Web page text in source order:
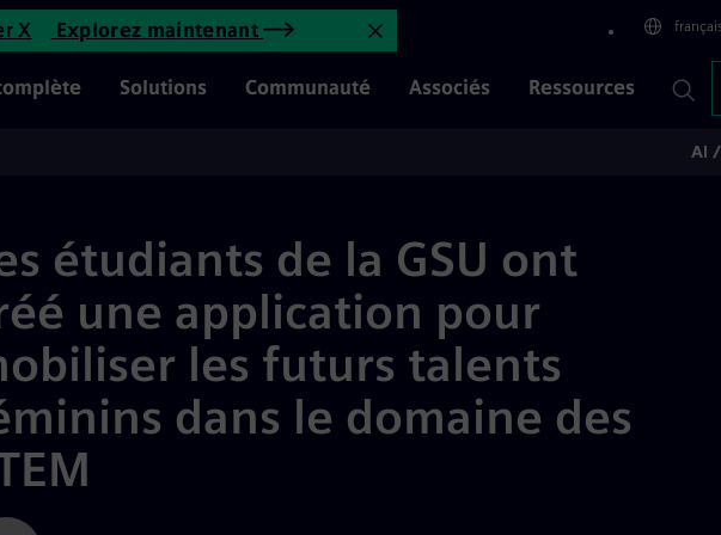
ont créé une application pour
X Explorez maintenant
Fermer l'annonce
Solutions Communauté Associés Ressources
AI
étudiants de la GSU ont
une application pour
les futurs talents
dans le domaine des